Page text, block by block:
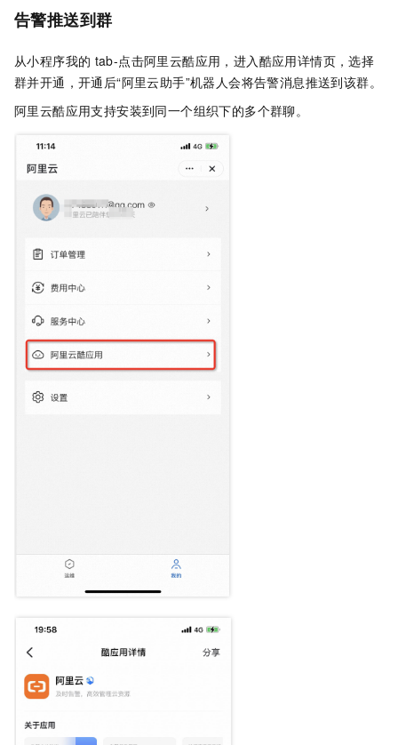
告警推送到群
从小程序我的 tab-点击阿里云酷应用，进入酷应用详情页，选择
群并开通，开通后“阿里云助手”机器人会将告警消息推送到该群。
阿里云酷应用支持安装到同一个组织下的多个群聊。